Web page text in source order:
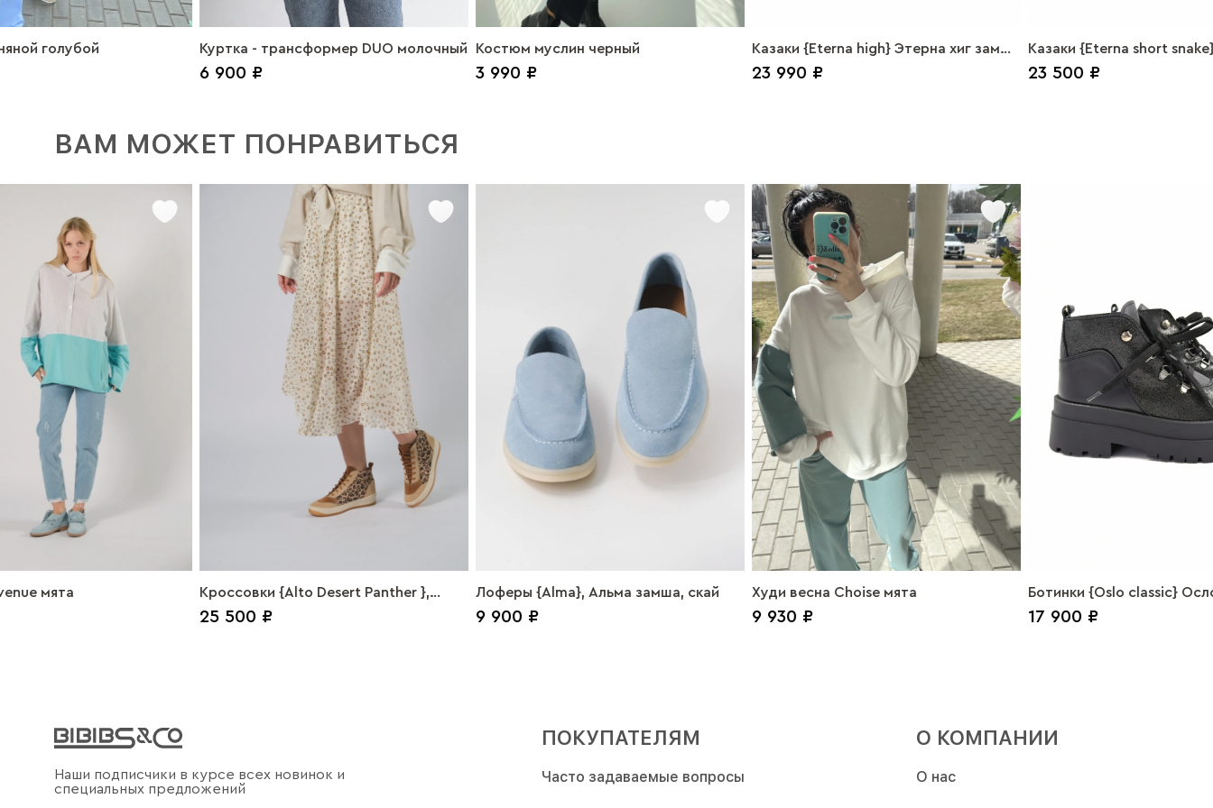
голубой Куртка - трансформер DUO молочный
6 900 ₽
Костюм муслин черный
3 990 ₽
Казаки {Eterna high} Этерна хиг замша
vison
23 990 ₽
Казаки {Eterna short
шорт снейк белый
23 500 ₽
ВАМ МОЖЕТ ПОНРАВИТЬСЯ
мята
Кроссовки {Alto Desert Panther },
Альто, пустыня
25 500 ₽
Лоферы {Alma}, Альма замша, скай
9 900 ₽
Худи весна Choise мята
9 930 ₽
Ботинки {Oslo classic}
черный глиттер
17 900 ₽
Наши подписчики в курсе всех новинок и
специальных предложений
ПОКУПАТЕЛЯМ
Часто задаваемые вопросы
О КОМПАНИИ
О нас